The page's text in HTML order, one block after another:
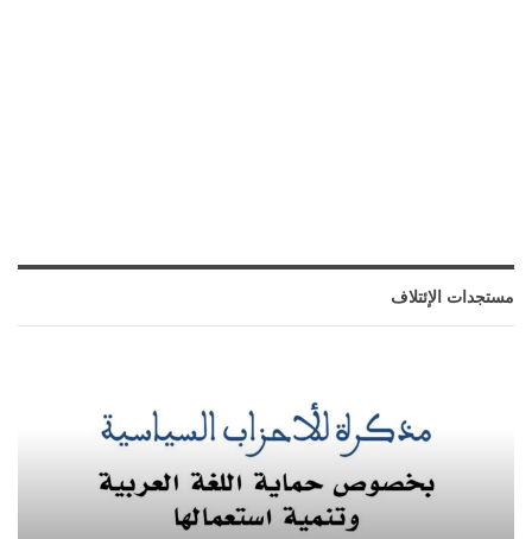
مستجدات الإئتلاف